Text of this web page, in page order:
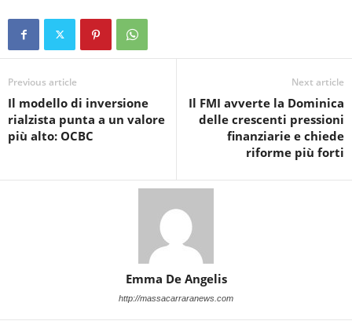
Previous article
Il modello di inversione
rialzista punta a un valore
più alto: OCBC
Next article
Il FMI avverte la Dominica
delle crescenti pressioni
finanziarie e chiede
riforme più forti
Emma De Angelis
http://massacarraranews.com